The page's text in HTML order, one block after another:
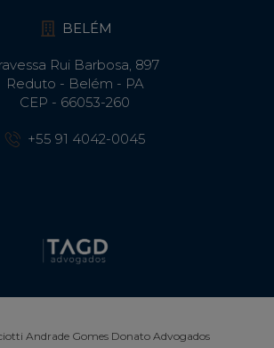
BELÉM
Rui Barbosa, 897
Reduto - Belém - PA
CEP - 66053-260
+55 91 4042-0045
Andrade Gomes Donato Advogados